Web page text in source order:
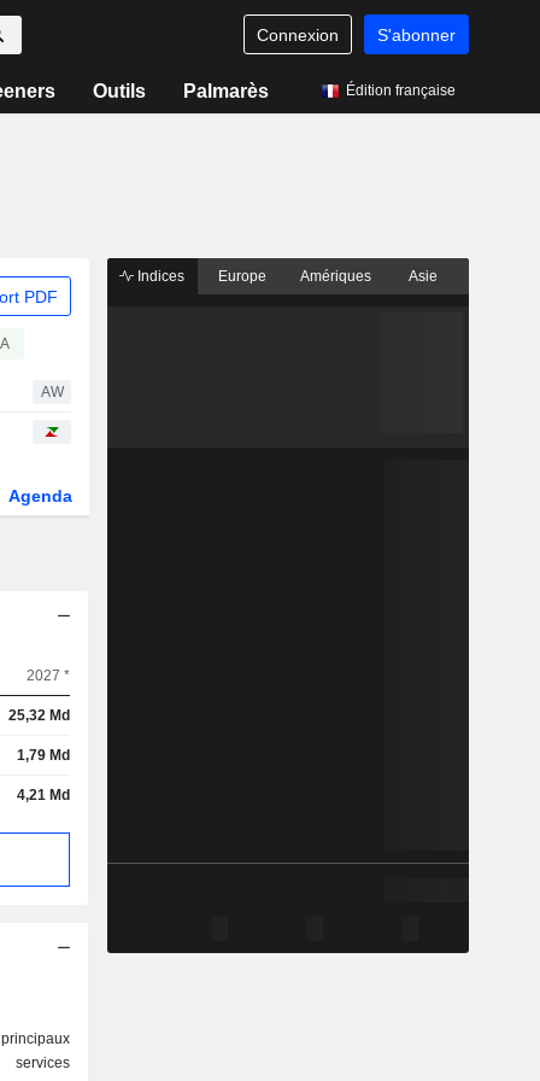
Connexion S'abonner
Outils Palmarès Édition française
PDF
AW
Agenda
2027 *
25,32 Md
1,79 Md
4,21 Md
Indices Europe Amériques Asie